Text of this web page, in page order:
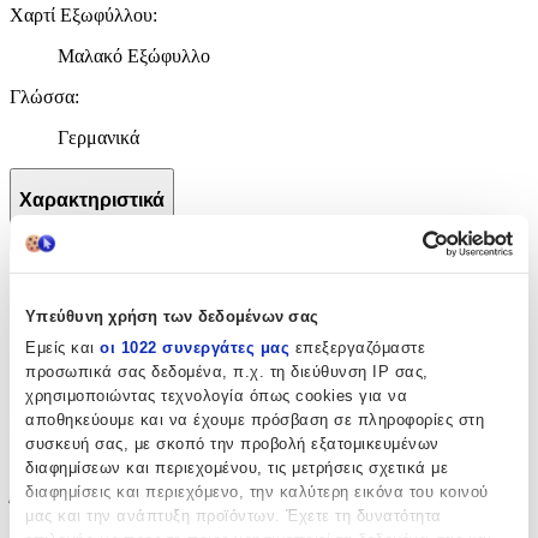
Υπεύθυνη χρήση των δεδομένων σας
Εμείς και οι 1022 συνεργάτες μας επεξεργαζόμαστε
προσωπικά σας δεδομένα, π.χ. τη διεύθυνση IP σας,
χρησιμοποιώντας τεχνολογία όπως cookies για να
αποθηκεύουμε και να έχουμε πρόσβαση σε πληροφορίες στη
συσκευή σας, με σκοπό την προβολή εξατομικευμένων
διαφημίσεων και περιεχομένου, τις μετρήσεις σχετικά με
διαφημίσεις και περιεχόμενο, την καλύτερη εικόνα του κοινού
μας και την ανάπτυξη προϊόντων. Έχετε τη δυνατότητα
Χαρτί Εξωφύλλου:
Μαλακό Εξώφυλλο
Γλώσσα:
Γερμανικά
Χαρακτηριστικά
Συγγραφέας:
Jeff Kinney
Εκδότης:
Baumhaus Verlag
Έτος Έκδοσης